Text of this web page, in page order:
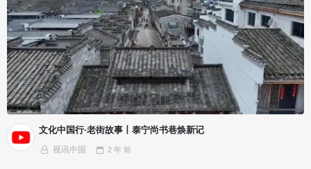
文化中国行·老街故事丨泰宁尚书巷焕新记
视讯中国 2 年 前